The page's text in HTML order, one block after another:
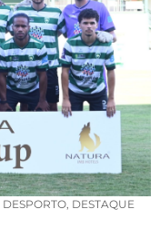
DESPORTO, DESTAQUE